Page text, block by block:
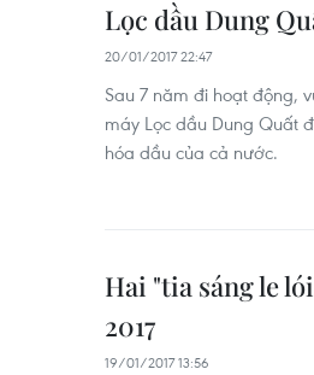
Lọc dầu Dung
20/01/2017 22:47
Sau 7 năm đi hoạt động,
máy Lọc dầu Dung Quất
hóa dầu của cả nước.
Hai "tia sáng le
2017
19/01/2017 13:56